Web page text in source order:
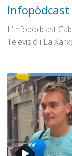
L’Infopòdcast
Televisió i La